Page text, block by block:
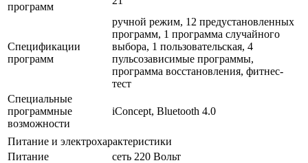
программ
Спецификации
программ
ручной режим, 12 предустановленных
программ, 1 программа случайного
выбора, 1 пользовательская, 4
пульсозависимые программы,
программа восстановления, фитнес-
тест
Специальные
программные
возможности
iConcept, Bluetooth 4.0
Питание и электрохарактеристики
Питание
сеть 220 Вольт